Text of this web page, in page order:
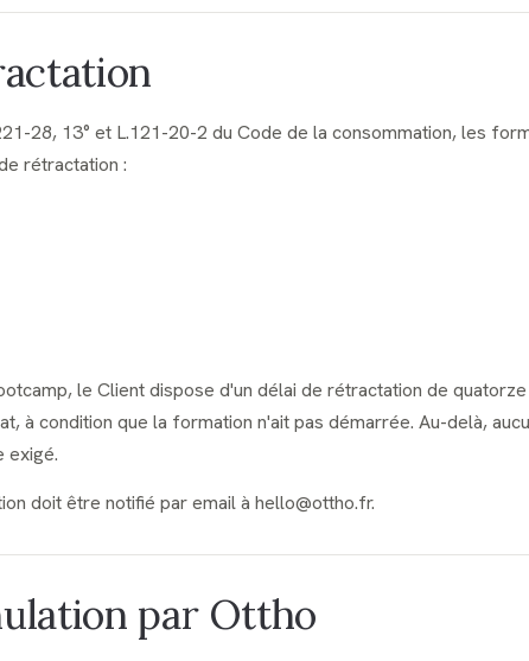
28, 13° et L.121-20-2 du Code de la consommation, les
rétractation :
le Client dispose d'un délai de rétractation de quatorze
à condition que la formation n'ait pas démarrée. Au-delà,
exigé.
doit être notifié par email à hello@ottho.fr.
par Ottho